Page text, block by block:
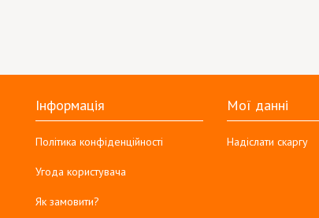
Інформація
Політика конфіденційності
Угода користувача
Як замовити?
Мої данні
Надіслати скаргу